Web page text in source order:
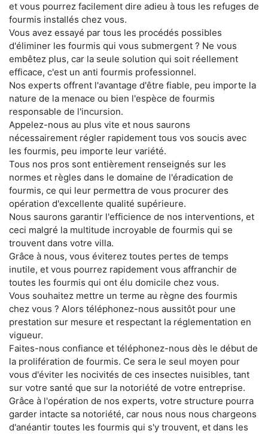
et vous pourrez facilement dire adieu à tous les refuges de
fourmis installés chez vous.
Vous avez essayé par tous les procédés possibles
d'éliminer les fourmis qui vous submergent ? Ne vous
embêtez plus, car la seule solution qui soit réellement
efficace, c'est un anti fourmis professionnel.
Nos experts offrent l'avantage d'être fiable, peu importe la
nature de la menace ou bien l'espèce de fourmis
responsable de l'incursion.
Appelez-nous au plus vite et nous saurons
nécessairement régler rapidement tous vos soucis avec
les fourmis, peu importe leur variété.
Tous nos pros sont entièrement renseignés sur les
normes et règles dans le domaine de l'éradication de
fourmis, ce qui leur permettra de vous procurer des
opération d'excellente qualité supérieure.
Nous saurons garantir l'efficience de nos interventions, et
ceci malgré la multitude incroyable de fourmis qui se
trouvent dans votre villa.
Grâce à nous, vous éviterez toutes pertes de temps
inutile, et vous pourrez rapidement vous affranchir de
toutes les fourmis qui ont élu domicile chez vous.
Vous souhaitez mettre un terme au règne des fourmis
chez vous ? Alors téléphonez-nous aussitôt pour une
prestation sur mesure et respectant la réglementation en
vigueur.
Faites-nous confiance et téléphonez-nous dès le début de
la prolifération de fourmis. Ce sera le seul moyen pour
vous d'éviter les nocivités de ces insectes nuisibles, tant
sur votre santé que sur la notoriété de votre entreprise.
Grâce à l'opération de nos experts, votre structure pourra
garder intacte sa notoriété, car nous nous nous chargeons
d'anéantir toutes les fourmis qui s'y trouvent, et dans les